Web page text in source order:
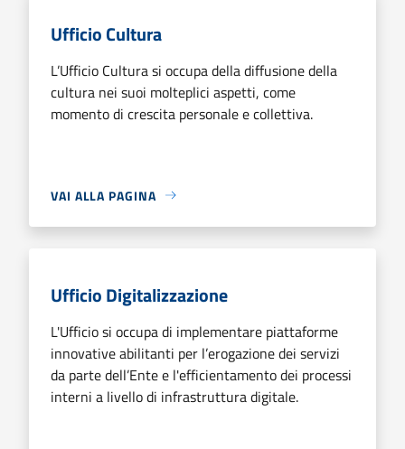
Ufficio Cultura
L’Ufficio Cultura si occupa della diffusione della
cultura nei suoi molteplici aspetti, come
momento di crescita personale e collettiva.
VAI ALLA PAGINA
Ufficio Digitalizzazione
L'Ufficio si occupa di implementare piattaforme
innovative abilitanti per l’erogazione dei servizi
da parte dell’Ente e l'efficientamento dei processi
interni a livello di infrastruttura digitale.